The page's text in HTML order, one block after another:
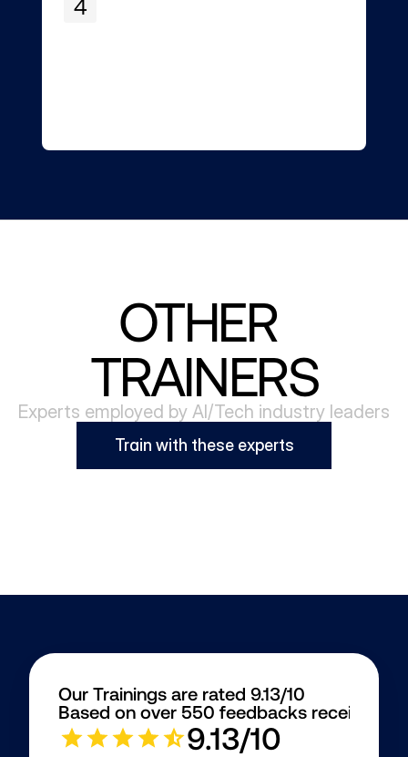
4
OTHER
TRAINERS
Experts employed by AI/Tech industry leaders
Train with these experts
Our Trainings are rated 9.13/10
Based on over 550 feedbacks received
9.13/10